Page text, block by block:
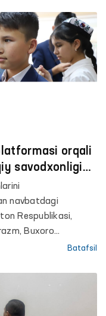
orqali
savodxonligi
navbatdagi
Respublikasi,
Buxoro
umumta’lim
tomonidan
ortiq o‘quvchi
Batafsil